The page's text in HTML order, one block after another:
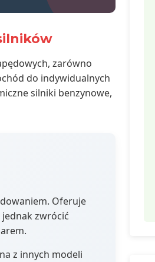
zarówno
do indywidualnych
silniki benzynowe,
Oferuje
zwrócić
z innych modeli